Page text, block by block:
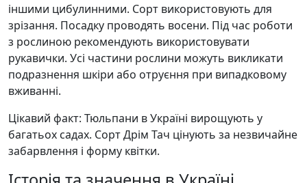
іншими цибулинними. Сорт використовують для
зрізання. Посадку проводять восени. Під час роботи
з рослиною рекомендують використовувати
рукавички. Усі частини рослини можуть викликати
подразнення шкіри або отруєння при випадковому
вживанні.
Цікавий факт: Тюльпани в Україні вирощують у
багатьох садах. Сорт Дрім Тач цінують за незвичайне
забарвлення і форму квітки.